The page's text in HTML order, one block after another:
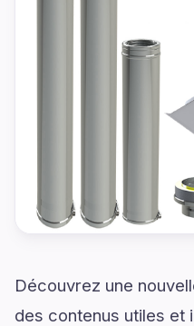
Découvrez une
des contenus utiles et